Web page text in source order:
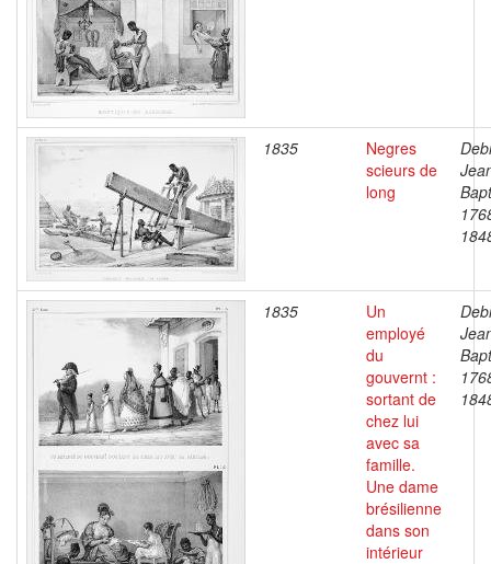
1835
Negres
scieurs de
long
1835
Un
employé
du
gouvernt :
sortant de
chez lui
avec sa
famille.
Une dame
brésilienne
dans son
intérieur